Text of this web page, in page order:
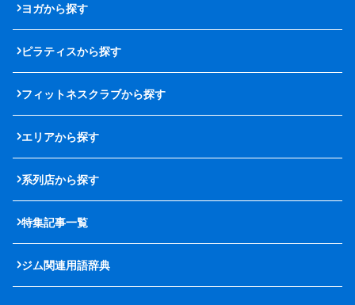
ヨガから探す
ピラティスから探す
フィットネスクラブから探す
エリアから探す
系列店から探す
特集記事一覧
ジム関連用語辞典